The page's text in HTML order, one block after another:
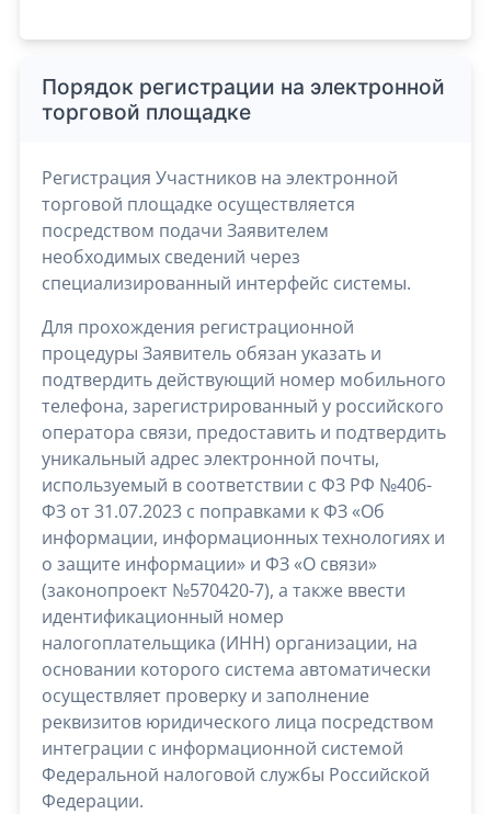
Порядок регистрации на электронной
торговой площадке
Регистрация Участников на электронной
торговой площадке осуществляется
посредством подачи Заявителем
необходимых сведений через
специализированный интерфейс системы.
Для прохождения регистрационной
процедуры Заявитель обязан указать и
подтвердить действующий номер мобильного
телефона, зарегистрированный у российского
оператора связи, предоставить и подтвердить
уникальный адрес электронной почты,
используемый в соответствии с ФЗ РФ №406-
ФЗ от 31.07.2023 с поправками к ФЗ «Об
информации, информационных технологиях и
о защите информации» и ФЗ «О связи»
(законопроект №570420-7), а также ввести
идентификационный номер
налогоплательщика (ИНН) организации, на
основании которого система автоматически
осуществляет проверку и заполнение
реквизитов юридического лица посредством
интеграции с информационной системой
Федеральной налоговой службы Российской
Федерации.